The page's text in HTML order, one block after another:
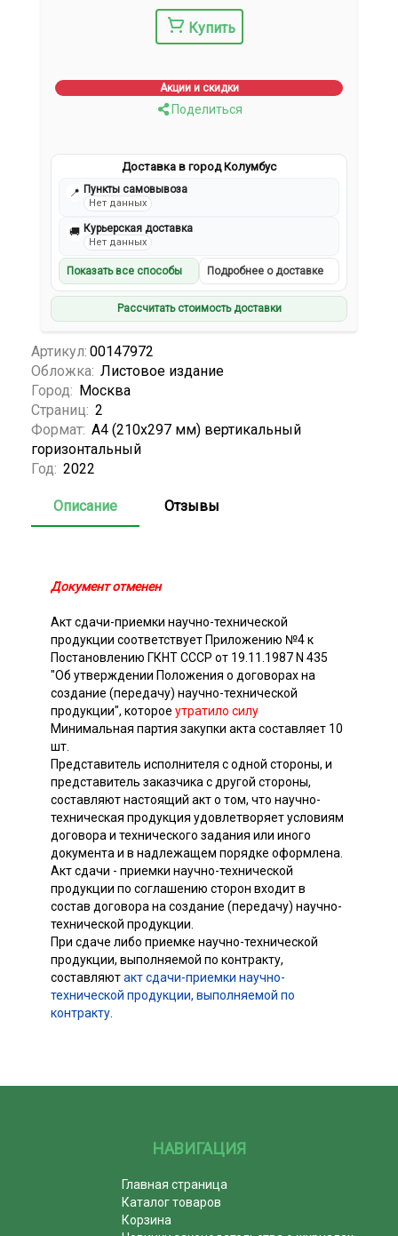
Купить
Акции и скидки
Поделиться
Доставка в город Колумбус
📍 Пункты самовывоза
Нет данных
🚚 Курьерская доставка
Нет данных
Показать все способы Подробнее о доставке
Рассчитать стоимость доставки
Артикул: 00147972
Обложка: Листовое издание
Город: Москва
Страниц: 2
Формат: А4 (210x297 мм) вертикальный
горизонтальный
Год: 2022
Описание Отзывы
Документ отменен
Акт сдачи-приемки научно-технической
продукции соответствует Приложению №4 к
Постановлению ГКНТ СССР от 19.11.1987 N 435
"Об утверждении Положения о договорах на
создание (передачу) научно-технической
продукции", которое утратило силу
Минимальная партия закупки акта составляет 10
шт.
Представитель исполнителя с одной стороны, и
представитель заказчика с другой стороны,
составляют настоящий акт о том, что научно-
техническая продукция удовлетворяет условиям
договора и технического задания или иного
документа и в надлежащем порядке оформлена.
Акт сдачи - приемки научно-технической
продукции по соглашению сторон входит в
состав договора на создание (передачу) научно-
технической продукции.
При сдаче либо приемке научно-технической
продукции, выполняемой по контракту,
составляютакт сдачи-приемки научно-
технической продукции, выполняемой по
контракту
НАВИГАЦИЯ
Главная страница
Каталог товаров
Корзина